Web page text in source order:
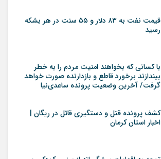
قیمت نفت به ۸۳ دلار و ۵۵ سنت در هر بشکه
رسید
با کسانی که بخواهند امنیت مردم را به خطر
بیندازند برخورد قاطع و بازدارنده صورت خواهد
گرفت/ آخرین وضعیت پرونده ساعدی‌نیا
کشف پرونده قتل و دستگیری قاتل در ریگان |
اخبار استان کرمان